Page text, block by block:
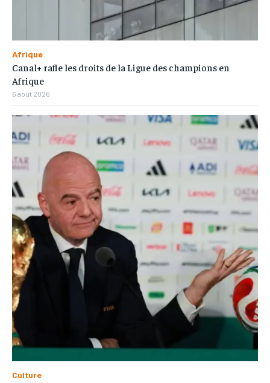
Afrique
Canal+ rafle les droits de la Ligue des champions en
Afrique
6 août 2026
Culture